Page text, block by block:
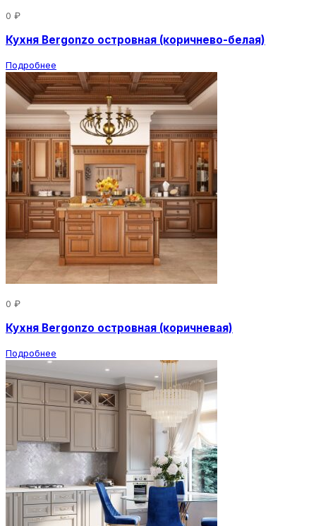
0 ₽
Кухня Bergonzo островная (коричнево-белая)
Подробнее
0 ₽
Кухня Bergonzo островная (коричневая)
Подробнее